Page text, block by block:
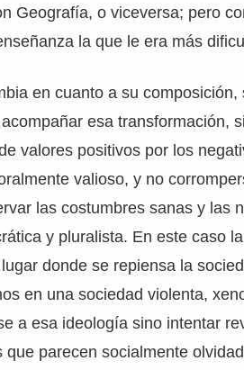
Geografía, o viceversa; pero
la que le era más
en cuanto a su
esa transformación,
valores positivos por los
valioso, y no
las costumbres sanas y las
y pluralista. En este caso
donde se repiensa la
en una sociedad violenta,
a esa ideología sino intentar
que parecen socialmente